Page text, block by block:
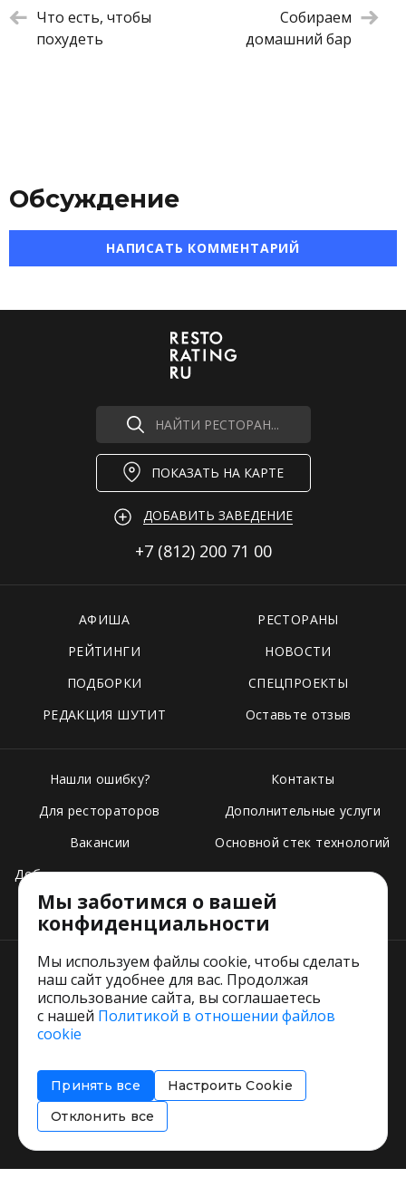
Что есть, чтобы
похудеть
Собираем
домашний бар
Обсуждение
НАПИСАТЬ КОММЕНТАРИЙ
НАЙТИ РЕСТОРАН...
ПОКАЗАТЬ НА КАРТЕ
ДОБАВИТЬ ЗАВЕДЕНИЕ
+7 (812) 200 71 00
АФИША
РЕСТОРАНЫ
РЕЙТИНГИ
НОВОСТИ
ПОДБОРКИ
СПЕЦПРОЕКТЫ
РЕДАКЦИЯ ШУТИТ
Оставьте отзыв
Нашли ошибку?
Для рестораторов
Вакансии
Добавить свое заведение
Тарифы
Контакты
Дополнительные услуги
Основной стек технологий
Пользовательское соглашение
Соглашение об информировании
Политика использования cookies
Мы заботимся о вашей
конфиденциальности
Мы используем файлы cookie, чтобы сделать
наш сайт удобнее для вас. Продолжая
использование сайта, вы соглашаетесь
с нашей Политикой в отношении файлов
cookie
Принять все
Настроить Cookie
Отклонить все